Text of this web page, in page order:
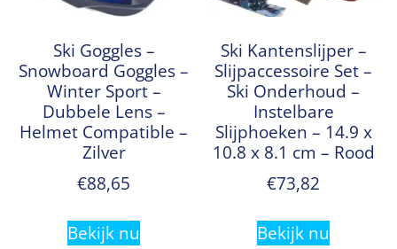
Ski Goggles –
Snowboard Goggles –
Winter Sport –
Dubbele Lens –
Helmet Compatible –
Zilver
€88,65
Bekijk nu
Ski Kantenslijper –
Slijpaccessoire Set –
Ski Onderhoud –
Instelbare
Slijphoeken – 14.9 x
10.8 x 8.1 cm – Rood
€73,82
Bekijk nu